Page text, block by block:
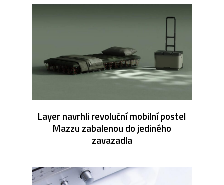
Layer navrhli revoluční mobilní postel
Mazzu zabalenou do jediného
zavazadla